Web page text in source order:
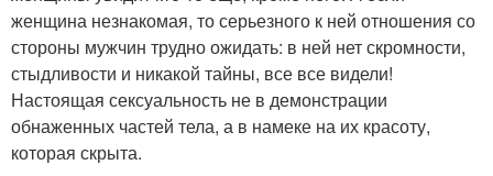
женщина незнакомая, то серьезного к ней отношения со
стороны мужчин трудно ожидать: в ней нет скромности,
стыдливости и никакой тайны, все все видели!
Настоящая сексуальность не в демонстрации
обнаженных частей тела, а в намеке на их красоту,
которая скрыта.